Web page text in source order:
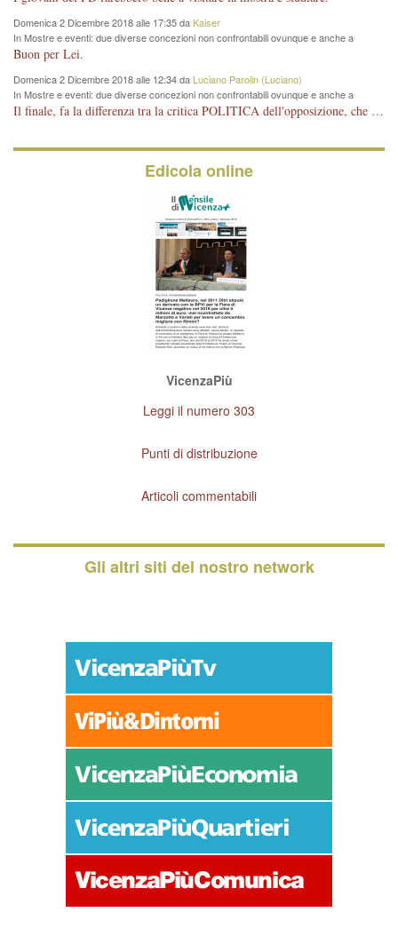
Domenica 2 Dicembre 2018 alle 17:35 daKaiser
In Mostre e eventi: due diverse concezioni non confrontabili ovunque e anche a
Vicenza
Buon per Lei.
Domenica 2 Dicembre 2018 alle 12:34 da Luciano Parolin (Luciano)
In Mostre e eventi: due diverse concezioni non confrontabili ovunque e anche a
Vicenza
Il finale, fa la differenza tra la critica POLITICA dell'opposizione, che ha perso le elezioni ed è minoranza e non trova altri argomenti per politicizzare sul sito qua o là ? La critica d'arte invece è un'altra cosa che lascio agli altri. Per ora mi basta la lezione magistrale del prof. Giulianati.
Edicola online
VicenzaPiù
Leggi il numero 303
Punti di distribuzione
Articoli commentabili
Gli altri siti del nostro network